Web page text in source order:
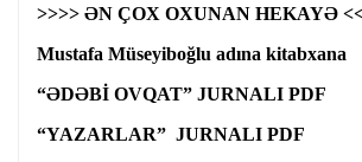
>>>> ƏN ÇOX OXUNAN HEKAYƏ
Mustafa Müseyiboğlu adına kitabxana
“ƏDƏBİ OVQAT” JURNALI PDF
“YAZARLAR” JURNALI PDF